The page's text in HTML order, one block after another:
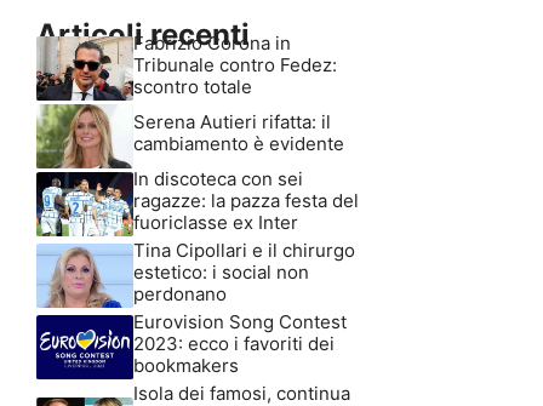
Articoli recenti
Fabrizio Corona in
Tribunale contro Fedez:
scontro totale
Serena Autieri rifatta: il
cambiamento è evidente
In discoteca con sei
ragazze: la pazza festa del
fuoriclasse ex Inter
Tina Cipollari e il chirurgo
estetico: i social non
perdonano
Eurovision Song Contest
2023: ecco i favoriti dei
bookmakers
Isola dei famosi, continua